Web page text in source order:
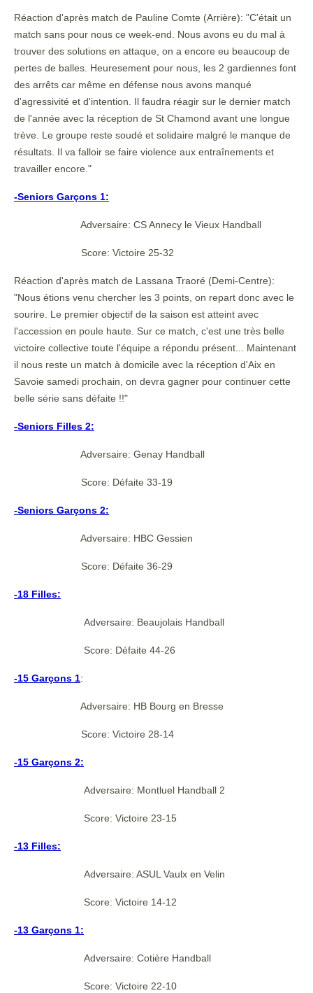
Réaction d'après match de Pauline Comte (Arrière): "C'était un
match sans pour nous ce week-end. Nous avons eu du mal à
trouver des solutions en attaque, on a encore eu beaucoup de
pertes de balles. Heuresement pour nous, les 2 gardiennes font
des arrêts car même en défense nous avons manqué
d'agressivité et d'intention. Il faudra réagir sur le dernier match
de l'année avec la réception de St Chamond avant une longue
trève. Le groupe reste soudé et solidaire malgré le manque de
résultats. Il va falloir se faire violence aux entraînements et
travailler encore."
-Seniors Garçons 1:
Adversaire: CS Annecy le Vieux Handball
Score: Victoire 25-32
Réaction d'après match de Lassana Traoré (Demi-Centre):
"Nous étions venu chercher les 3 points, on repart donc avec le
sourire. Le premier objectif de la saison est atteint avec
l'accession en poule haute. Sur ce match, c'est une très belle
victoire collective toute l'équipe a répondu présent... Maintenant
il nous reste un match à domicile avec la réception d'Aix en
Savoie samedi prochain, on devra gagner pour continuer cette
belle série sans défaite !!"
-Seniors Filles 2:
Adversaire: Genay Handball
Score: Défaite 33-19
-Seniors Garçons 2:
Adversaire: HBC Gessien
Score: Défaite 36-29
-18 Filles:
Adversaire: Beaujolais Handball
Score: Défaite 44-26
-15 Garçons 1:
Adversaire: HB Bourg en Bresse
Score: Victoire 28-14
-15 Garçons 2:
Adversaire: Montluel Handball 2
Score: Victoire 23-15
-13 Filles:
Adversaire: ASUL Vaulx en Velin
Score: Victoire 14-12
-13 Garçons 1:
Adversaire: Cotière Handball
Score: Victoire 22-10